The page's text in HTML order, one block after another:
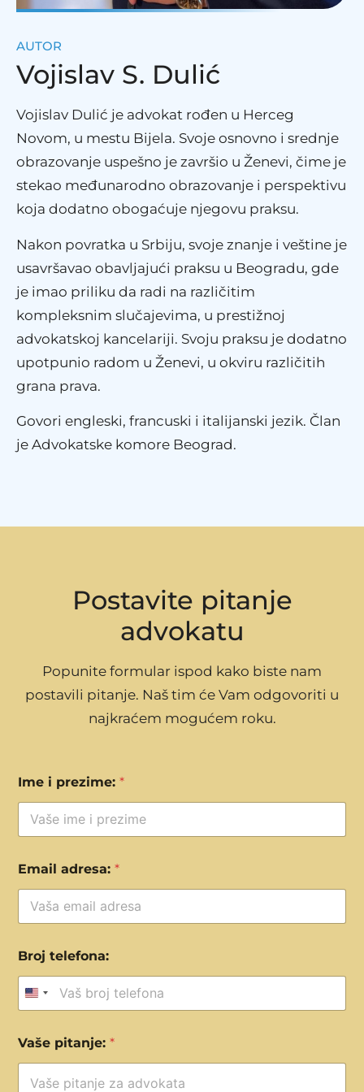
AUTOR
Vojislav S. Dulić
Vojislav Dulić je advokat rođen u Herceg
Novom, u mestu Bijela. Svoje osnovno i srednje
obrazovanje uspešno je završio u Ženevi, čime je
stekao međunarodno obrazovanje i perspektivu
koja dodatno obogaćuje njegovu praksu.
Nakon povratka u Srbiju, svoje znanje i veštine je
usavršavao obavljajući praksu u Beogradu, gde
je imao priliku da radi na različitim
kompleksnim slučajevima, u prestižnoj
advokatskoj kancelariji. Svoju praksu je dodatno
upotpunio radom u Ženevi, u okviru različitih
grana prava.
Govori engleski, francuski i italijanski jezik. Član
je Advokatske komore Beograd.
Postavite pitanje
advokatu
Popunite formular ispod kako biste nam
postavili pitanje. Naš tim će Vam odgovoriti u
najkraćem mogućem roku.
Ime i prezime: *
Email adresa: *
Broj telefona:
United States +1
Vaše pitanje: *